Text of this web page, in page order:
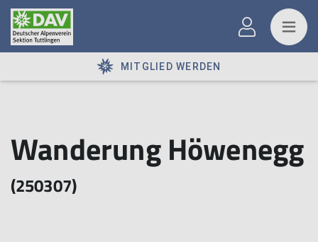
MITGLIED WERDEN
Wanderung Höwenegg
(250307)